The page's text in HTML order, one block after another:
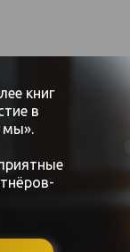
книг
в
мы».